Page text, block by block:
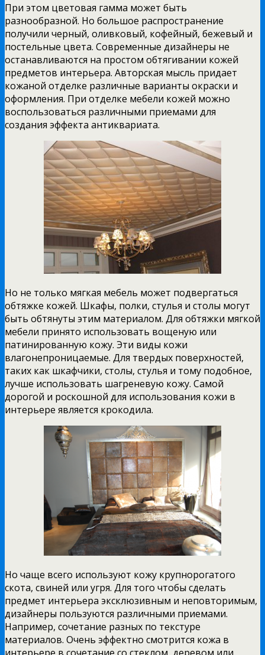
При этом цветовая гамма может быть
разнообразной. Но большое распространение
получили черный, оливковый, кофейный, бежевый и
постельные цвета. Современные дизайнеры не
останавливаются на простом обтягивании кожей
предметов интерьера. Авторская мысль придает
кожаной отделке различные варианты окраски и
оформления. При отделке мебели кожей можно
воспользоваться различными приемами для
создания эффекта антиквариата.
Но не только мягкая мебель может подвергаться
обтяжке кожей. Шкафы, полки, стулья и столы могут
быть обтянуты этим материалом. Для обтяжки мягкой
мебели принято использовать вощеную или
патинированную кожу. Эти виды кожи
влагонепроницаемые. Для твердых поверхностей,
таких как шкафчики, столы, стулья и тому подобное,
лучше использовать шагреневую кожу. Самой
дорогой и роскошной для использования кожи в
интерьере является крокодила.
Но чаще всего используют кожу крупнорогатого
скота, свиней или угря. Для того чтобы сделать
предмет интерьера эксклюзивным и неповторимым,
дизайнеры пользуются различными приемами.
Например, сочетание разных по текстуре
материалов. Очень эффектно смотрится кожа в